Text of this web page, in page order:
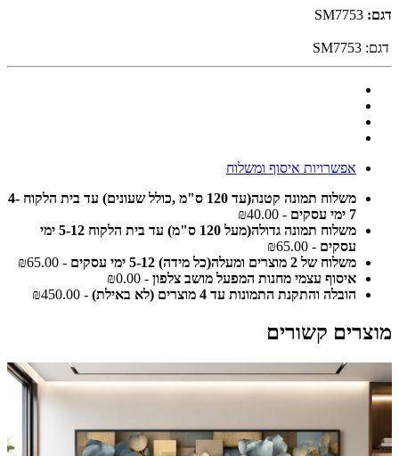
דגם:
דגם: SM7753
אפשרויות איסוף ומשלוח
משלוח תמונה קטנה(עד 120 ס"מ ,כולל שעונים) עד בית הלקוח 4-
7 ימי עסקים
- ₪40.00
משלוח תמונה גדולה(מעל 120 ס"מ) עד בית הלקוח 5-12 ימי
עסקים - ₪65.00
משלוח של 2 מוצרים ומעלה(כל מידה) 5-12 ימי עסקים
- ₪65.00
איסוף עצמי מחנות המפעל מושב צלפון - ₪0.00
הובלה והתקנת התמונות עד 4 מוצרים (לא באילת)
- ₪450.00
מוצרים קשורים